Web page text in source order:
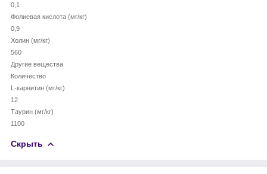
0,1
Фолиевая кислота (мг/кг)
0,9
Холин (мг/кг)
560
Другие вещества
Количество
L-карнитин (мг/кг)
12
Таурин (мг/кг)
1100
Скрыть